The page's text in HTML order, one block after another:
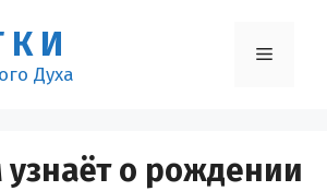
Духа
Меню
о рождении